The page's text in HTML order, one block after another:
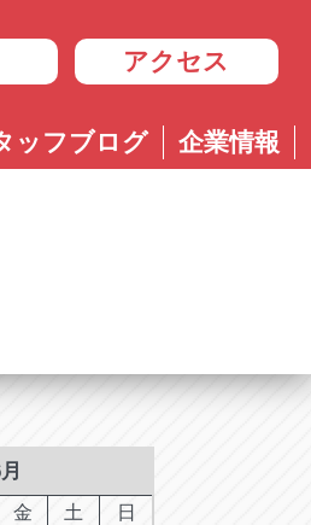
アクセス
ッフブログ 企業情報
金 土
日